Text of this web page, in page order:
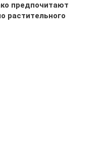
предпочитают
растительного